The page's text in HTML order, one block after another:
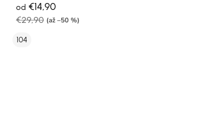
od €14,90
€29,90 (až –50 %)
104